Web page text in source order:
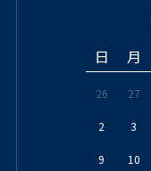
日 月
26 27
2 3
9 10